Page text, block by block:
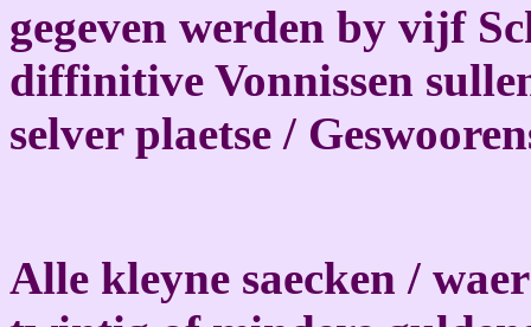
gegeven werden by vijf
diffinitive Vonnissen
selver plaetse /
Alle kleyne saecken /